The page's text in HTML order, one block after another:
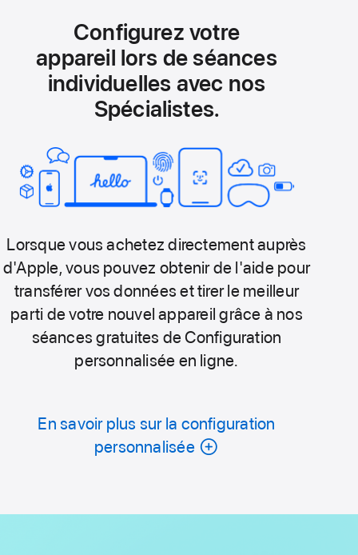
Configurez votre
appareil lors de séances
individuelles avec nos
Spécialistes.
Lorsque vous achetez directement auprès
d'Apple, vous pouvez obtenir de l'aide pour
transférer vos données et tirer le meilleur
parti de votre nouvel appareil grâce à nos
séances gratuites de Configuration
personnalisée en ligne.
En savoir plus sur la configuration
personnalisée